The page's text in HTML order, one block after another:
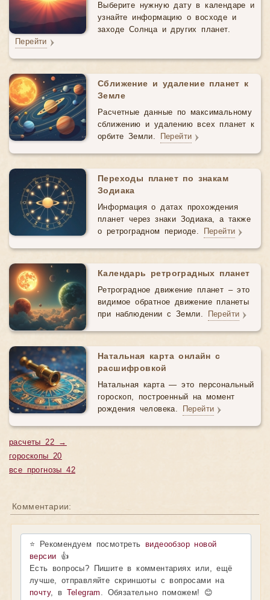
Выберите нужную дату в календаре и
узнайте информацию о восходе и
заходе Солнца и других планет.
Перейти
Сближение и удаление планет к
Земле
Расчетные данные по максимальному
сближению и удалению всех планет к
орбите Земли. Перейти
Переходы планет по знакам
Зодиака
Информация о датах прохождения
планет через знаки Зодиака, а также
о ретроградном периоде. Перейти
Календарь ретроградных планет
Ретроградное движение планет – это
видимое обратное движение планеты
при наблюдении с Земли. Перейти
Натальная карта онлайн с
расшифровкой
Натальная карта — это персональный
гороскоп, построенный на момент
рождения человека. Перейти
расчеты 22 →
гороскопы 20
все прогнозы 42
Комментарии:
⭐ Рекомендуем посмотретьвидеообзор новой
версии 👍
Есть вопросы? Пишите в комментариях или, ещё
лучше, отправляйте скриншоты с вопросами на
почту, в Telegram . Обязательно поможем! 😊